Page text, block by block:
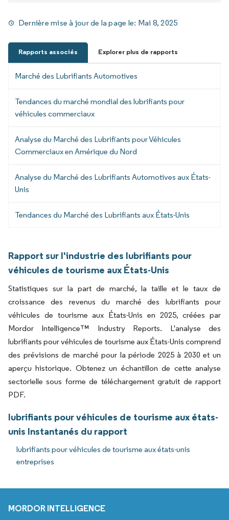
Dernière mise à jour de la page le: Mai 8, 2025
Rapports associés Explorer plus de rapports
Marché des Lubrifiants Automotives
Tendances du marché mondial des lubrifiants pour
véhicules commerciaux
Analyse du Marché des Lubrifiants pour Véhicules
Commerciaux en Amérique du Nord
Analyse du Marché des Lubrifiants Automotives aux États-
Unis
Tendances du Marché des Lubrifiants aux États-Unis
Rapport sur l'industrie des lubrifiants pour
véhicules de tourisme aux États-Unis
Statistiques sur la part de marché, la taille et le taux de
croissance des revenus du marché des lubrifiants pour
véhicules de tourisme aux États-Unis en 2025, créées par
Mordor Intelligence™ Industry Reports. L'analyse des
lubrifiants pour véhicules de tourisme aux États-Unis comprend
des prévisions de marché pour la période 2025 à 2030 et un
aperçu historique. Obtenez un échantillon de cette analyse
sectorielle sous forme de téléchargement gratuit de rapport
PDF.
lubrifiants pour véhicules de tourisme aux états-
unis Instantanés du rapport
lubrifiants pour véhicules de tourisme aux états-unis
entreprises
MORDOR INTELLIGENCE